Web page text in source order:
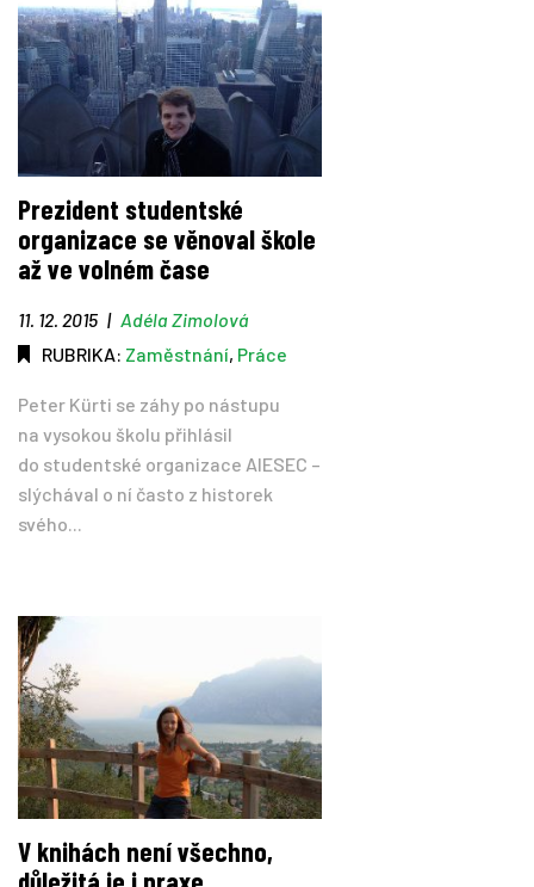
Prezident studentské
organizace se věnoval škole
až ve volném čase
11. 12. 2015 | Adéla Zimolová
RUBRIKA: Zaměstnání, Práce
Peter Kürti se záhy po nástupu
na vysokou školu přihlásil
do studentské organizace AIESEC –
slýchával o ní často z historek
svého...
V knihách není všechno,